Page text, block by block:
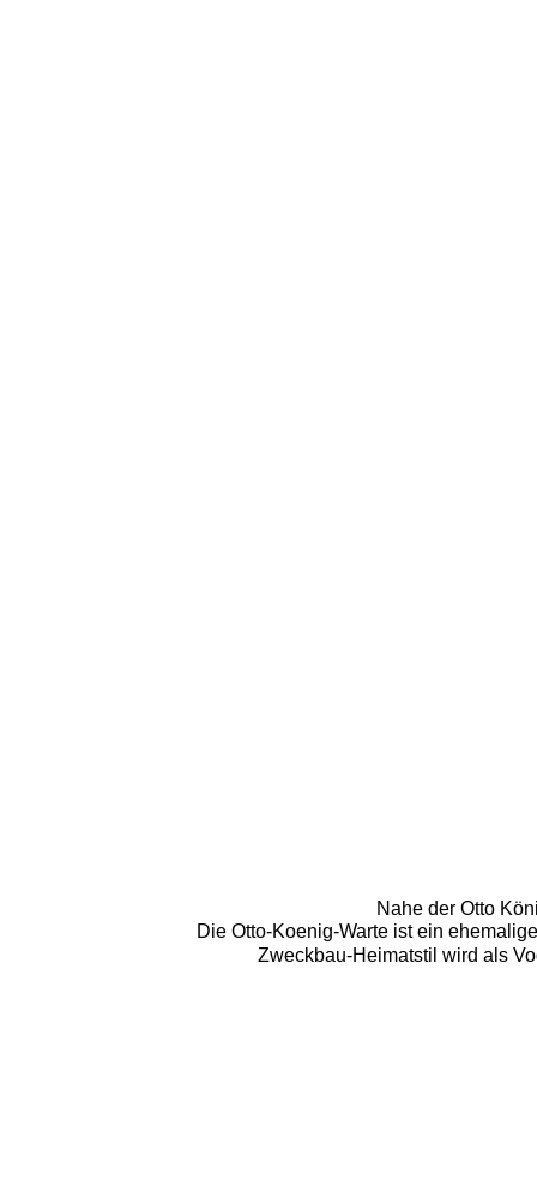
Nahe der Otto
Die Otto-Koenig-Warte ist ein
Zweckbau-Heimatstil wird als